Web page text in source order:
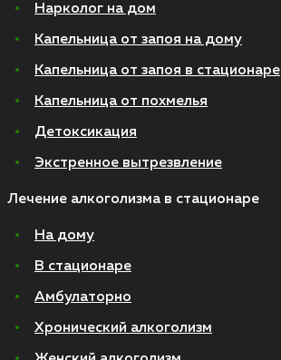
Нарколог на дом
Капельница от запоя на дому
Капельница от запоя в стационаре
Капельница от похмелья
Детоксикация
Экстренное вытрезвление
Лечение алкоголизма в стационаре
На дому
В стационаре
Амбулаторно
Хронический алкоголизм